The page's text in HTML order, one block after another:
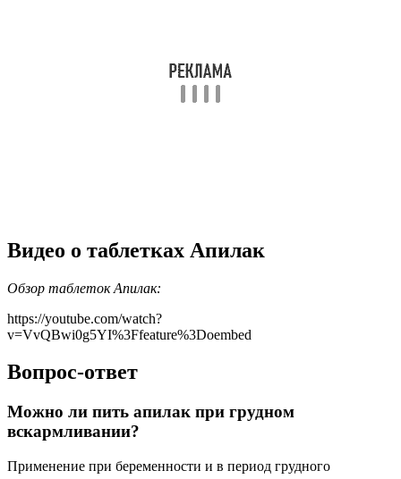
Видео о таблетках Апилак
Обзор таблеток Апилак:
https://youtube.com/watch?
v=VvQBwi0g5YI%3Ffeature%3Doembed
Вопрос-ответ
Можно ли пить апилак при грудном
вскармливании?
Применение при беременности и в период грудного